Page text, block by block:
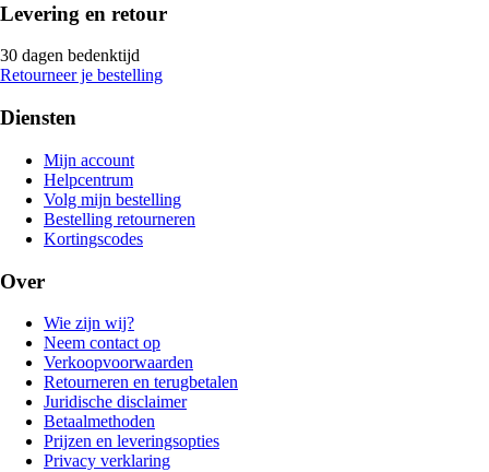
Levering en retour
30 dagen bedenktijd
Retourneer je bestelling
Diensten
Mijn account
Helpcentrum
Volg mijn bestelling
Bestelling retourneren
Kortingscodes
Over
Wie zijn wij?
Neem contact op
Verkoopvoorwaarden
Retourneren en terugbetalen
Juridische disclaimer
Betaalmethoden
Prijzen en leveringsopties
Privacy verklaring